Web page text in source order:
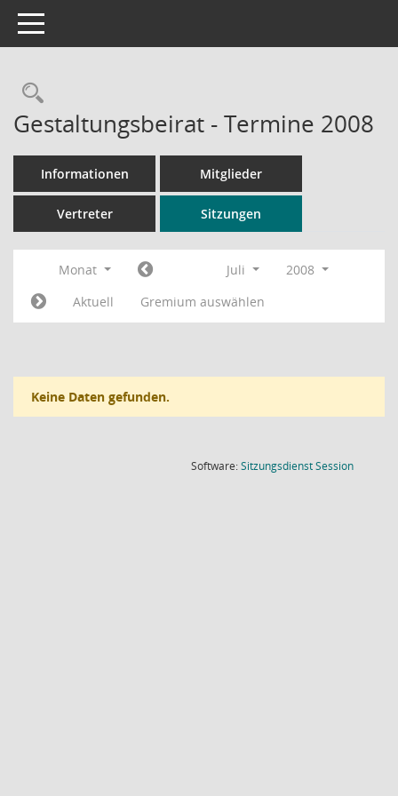
Toggle navigation
Rechercheauswahl
Gestaltungsbeirat - Termine 2008
Informationen Mitglieder
Vertreter Sitzungen
Monat Juli
2008
Aktuell
Gremium auswählen
Keine Daten gefunden.
Software:SitzungsdienstSession(Wird in